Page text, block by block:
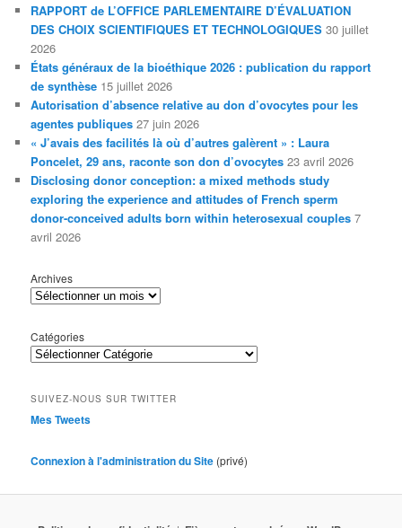
RAPPORT de L’OFFICE PARLEMENTAIRE D’ÉVALUATION
DES CHOIX SCIENTIFIQUES ET TECHNOLOGIQUES 30 juillet
2026
États généraux de la bioéthique 2026 : publication du rapport
de synthèse 15 juillet 2026
Autorisation d’absence relative au don d’ovocytes pour les
agentes publiques 27 juin 2026
« J’avais des facilités là où d’autres galèrent » : Laura
Poncelet, 29 ans, raconte son don d’ovocytes 23 avril 2026
Disclosing donor conception: a mixed methods study
exploring the experience and attitudes of French sperm
donor-conceived adults born within heterosexual couples 7
avril 2026
Archives
Catégories
SUIVEZ-NOUS SUR TWITTER
Mes Tweets
Connexion à l'administration du Site (privé)